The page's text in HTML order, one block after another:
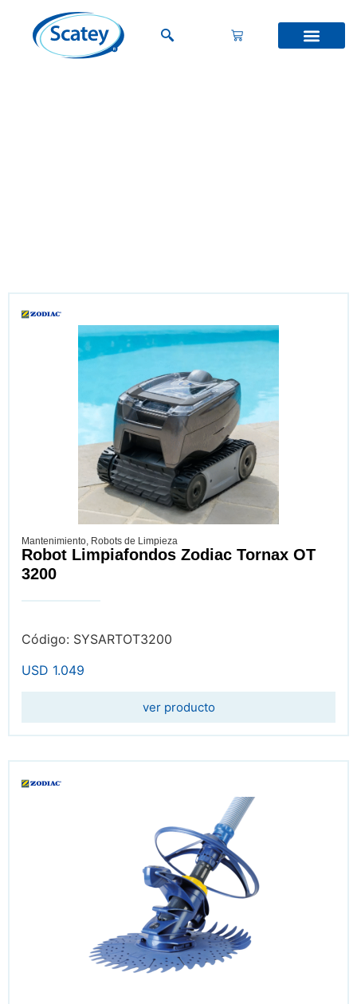
Mantenimiento, Robots de Limpieza
Robot Limpiafondos Zodiac Tornax OT
3200
Código: SYSARTOT3200
USD 1.049
ver producto